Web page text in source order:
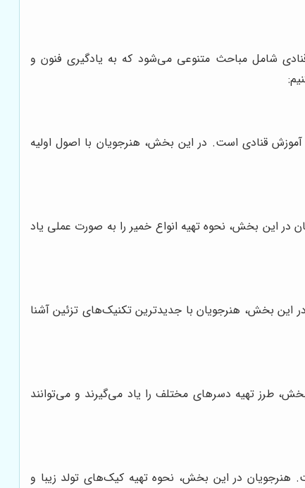
شامل مباحث متنوعی می‌شود که به یادگیری فنون و
آموزش قنادی است. در این بخش، هنرجویان با اصول اولیه
این بخش، نحوه تهیه انواع خمیر را به صورت عملی یاد
بخش، هنرجویان با جدیدترین تکنیک‌های تزئین آشنا
طرز تهیه دسرهای مختلف را یاد می‌گیرند و می‌توانند
در این بخش، نحوه تهیه کیک‌های تولد زیبا و